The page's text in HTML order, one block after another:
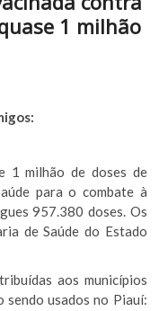
1 milhão
1 milhão de doses de
para o combate à
957.380 doses. Os
de Saúde do Estado
aos municípios
sendo usados no Piauí: